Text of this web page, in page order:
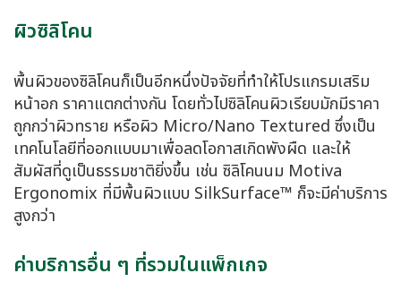
ผิวซิลิโคน
พื้นผิวของซิลิโคนก็เป็นอีกหนึ่งปัจจัยที่ทำให้โปรแกรมเสริม
หน้าอก ราคาแตกต่างกัน โดยทั่วไปซิลิโคนผิวเรียบมักมีราคา
ถูกกว่าผิวทราย หรือผิว Micro/Nano Textured ซึ่งเป็น
เทคโนโลยีที่ออกแบบมาเพื่อลดโอกาสเกิดพังผืด และให้
สัมผัสที่ดูเป็นธรรมชาติยิ่งขึ้น เช่น ซิลิโคนนม Motiva
Ergonomix ที่มีพื้นผิวแบบ SilkSurface™ ก็จะมีค่าบริการ
สูงกว่า
ค่าบริการอื่น ๆ ที่รวมในแพ็กเกจ